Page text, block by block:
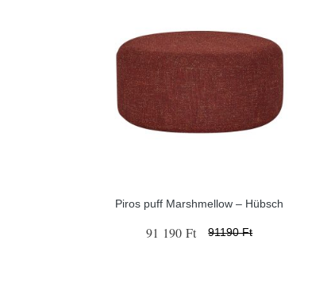
Piros puff Marshmellow – Hübsch
91 190 Ft 91190 Ft